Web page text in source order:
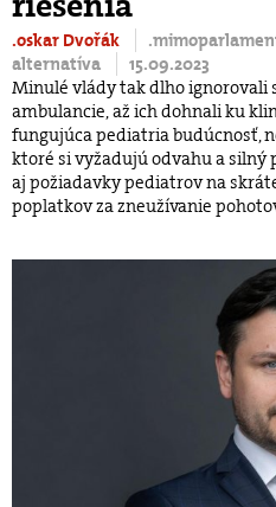
.oskar Dvořák
alternatíva
15.09.2023
Minulé vlády tak dlho ignorovali
ambulancie, až ich dohnali ku
fungujúca pediatria budúcnosť,
ktoré si vyžadujú odvahu a
aj požiadavky pediatrov na
poplatkov za zneužívanie